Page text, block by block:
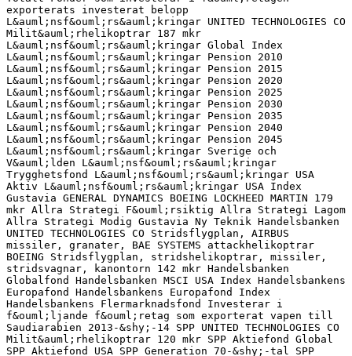
exporterats investerat belopp
L&auml;nsf&ouml;rs&auml;kringar UNITED TECHNOLOGIES CO
Milit&auml;rhelikoptrar 187 mkr
L&auml;nsf&ouml;rs&auml;kringar Global Index
L&auml;nsf&ouml;rs&auml;kringar Pension 2010
L&auml;nsf&ouml;rs&auml;kringar Pension 2015
L&auml;nsf&ouml;rs&auml;kringar Pension 2020
L&auml;nsf&ouml;rs&auml;kringar Pension 2025
L&auml;nsf&ouml;rs&auml;kringar Pension 2030
L&auml;nsf&ouml;rs&auml;kringar Pension 2035
L&auml;nsf&ouml;rs&auml;kringar Pension 2040
L&auml;nsf&ouml;rs&auml;kringar Pension 2045
L&auml;nsf&ouml;rs&auml;kringar Sverige och
V&auml;lden L&auml;nsf&ouml;rs&auml;kringar
Trygghetsfond L&auml;nsf&ouml;rs&auml;kringar USA
Aktiv L&auml;nsf&ouml;rs&auml;kringar USA Index
Gustavia GENERAL DYNAMICS BOEING LOCKHEED MARTIN 179
mkr Allra Strategi F&ouml;rsiktig Allra Strategi Lagom
Allra Strategi Modig Gustavia Ny Teknik Handelsbanken
UNITED TECHNOLOGIES CO Stridsflygplan, AIRBUS
missiler, granater, BAE SYSTEMS attackhelikoptrar
BOEING Stridsflygplan, stridshelikoptrar, missiler,
stridsvagnar, kanontorn 142 mkr Handelsbanken
Globalfond Handelsbanken MSCI USA Index Handelsbankens
Europafond Handelsbankens Europafond Index
Handelsbankens Flermarknadsfond Investerar i
f&ouml;ljande f&ouml;retag som exporterat vapen till
Saudiarabien 2013-&shy;‐14 SPP UNITED TECHNOLOGIES CO
Milit&auml;rhelikoptrar 120 mkr SPP Aktiefond Global
SPP Aktiefond USA SPP Generation 70-&shy;‐tal SPP